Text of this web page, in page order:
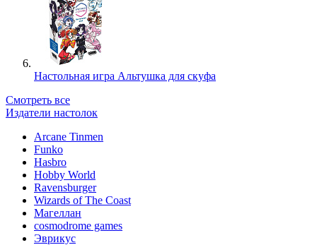
Настольная игра Альтушка для скуфа
Смотреть все
Издатели настолок
Arcane Tinmen
Funko
Hasbro
Hobby World
Ravensburger
Wizards of The Coast
Магеллан
сosmodrome games
Эврикус